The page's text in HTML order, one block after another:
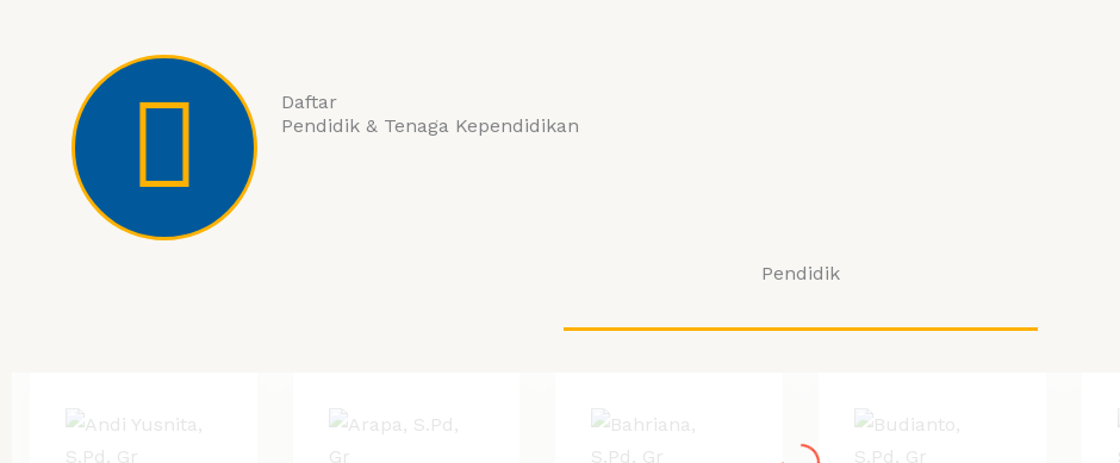
Daftar
Pendidik & Tenaga Kependidikan
Pendidik